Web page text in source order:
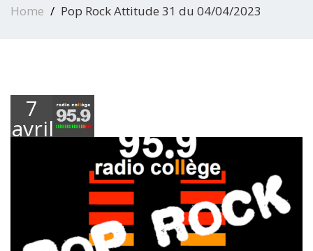
Home Pop Rock Attitude 31 du 04/04/2023
7
avril